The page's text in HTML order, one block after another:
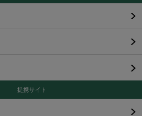
提携サイト